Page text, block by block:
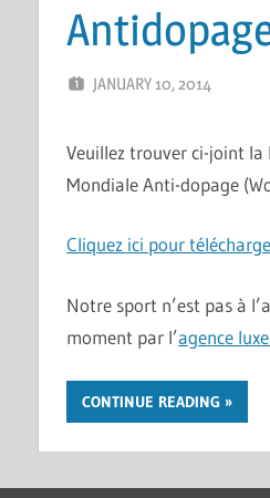
JANUARY 10, 2014
Veuillez trouver ci-joint la
Mondiale Anti-dopage
Cliquez ici pour
Notre sport n’est pas à
moment par l’agence
CONTINUE READING